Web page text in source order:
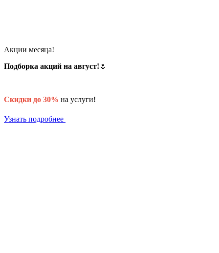
Акции месяца!
Подборка акций на август! 🌷
Скидки до 30% на услуги!
Узнать подробнее